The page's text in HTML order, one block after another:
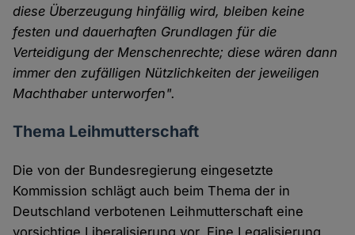
diese Überzeugung hinfällig wird, bleiben keine
festen und dauerhaften Grundlagen für die
Verteidigung der Menschenrechte; diese wären dann
immer den zufälligen Nützlichkeiten der jeweiligen
Machthaber unterworfen".
Thema Leihmutterschaft
Die von der Bundesregierung eingesetzte
Kommission schlägt auch beim Thema der in
Deutschland verbotenen Leihmutterschaft eine